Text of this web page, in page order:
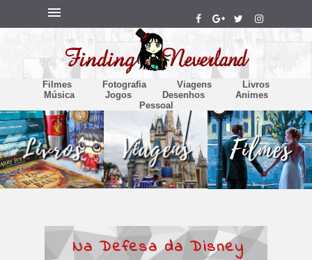
Filmes Fotografia Viagens
Livros
Música
Jogos Desenhos
Animes
Pessoal
Na Defesa da Disney